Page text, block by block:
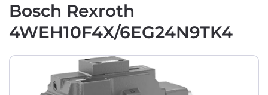
Bosch Rexroth
4WEH10F4X/6EG24N9TK4